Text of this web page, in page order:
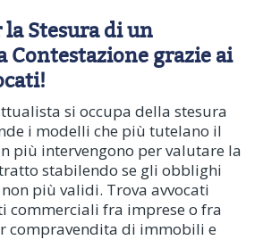
Stesura di un
Contestazione grazie ai
si occupa della stesura
i modelli che più tutelano il
più intervengono per valutare la
stabilendo se gli obblighi
più validi. Trova avvocati
commerciali fra imprese o fra
compravendita di immobili e